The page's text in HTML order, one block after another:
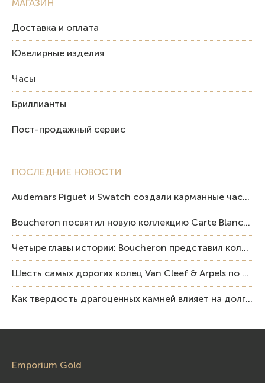
ПОСЛЕДНИЕ НОВОСТИ
Audemars Piguet и Swatch создали карманные часы в эстетике Royal Oak и Pop Art
Boucheron посвятил новую коллекцию Carte Blanche Human Being человеку и силе мастерства
Четыре главы истории: Boucheron представил коллекцию «Nom: Boucheron, Prénom: Frédéric»
Шесть самых дорогих колец Van Cleef & Arpels по итогам аукционов Sotheby’s
Как твердость драгоценных камней влияет на долговечность ювелирных изделий
МАГАЗИН
Доставка и оплата
Ювелирные изделия
Часы
Бриллианты
Пост-продажный сервис
Emporium Gold